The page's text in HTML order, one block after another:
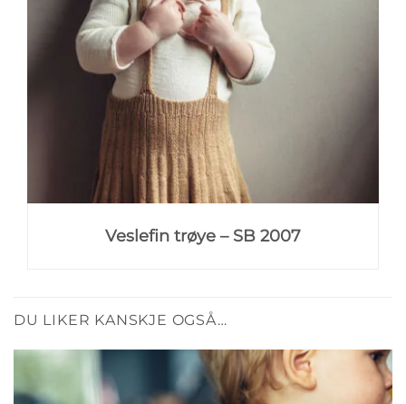
Veslefin trøye – SB 2007
DU LIKER KANSKJE OGSÅ…